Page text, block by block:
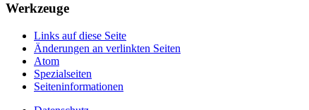
Werkzeuge
Links auf diese Seite
Änderungen an verlinkten Seiten
Atom
Spezialseiten
Seiten­­informationen